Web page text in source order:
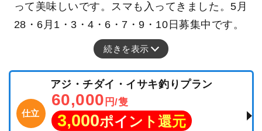
って美味しいです。スマも入ってきました。5月
28・6月1・3・4・6・7・9・10日募集中です。
続きを表示
仕立
アジ・チダイ・イサキ釣りプラン
60,000 円/隻
3,000ポイント還元